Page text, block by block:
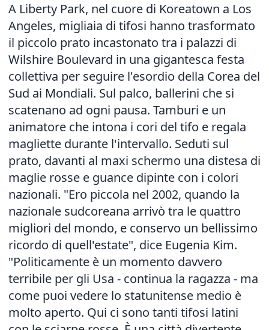
A Liberty Park, nel cuore di Koreatown a Los
Angeles, migliaia di tifosi hanno trasformato
il piccolo prato incastonato tra i palazzi di
Wilshire Boulevard in una gigantesca festa
collettiva per seguire l'esordio della Corea del
Sud ai Mondiali. Sul palco, ballerini che si
scatenano ad ogni pausa. Tamburi e un
animatore che intona i cori del tifo e regala
magliette durante l'intervallo. Seduti sul
prato, davanti al maxi schermo una distesa di
maglie rosse e guance dipinte con i colori
nazionali. "Ero piccola nel 2002, quando la
nazionale sudcoreana arrivò tra le quattro
migliori del mondo, e conservo un bellissimo
ricordo di quell'estate", dice Eugenia Kim.
"Politicamente è un momento davvero
terribile per gli Usa - continua la ragazza - ma
come puoi vedere lo statunitense medio è
molto aperto. Qui ci sono tanti tifosi latini